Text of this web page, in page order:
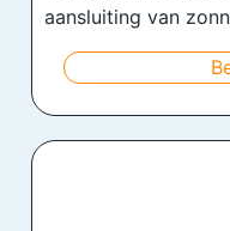
aansluiting van